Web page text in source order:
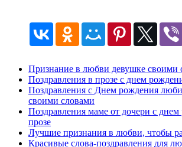
Признание в любви девушке своими
Поздравления в прозе с днем
Поздравления с Днем рождения
своими словами
Поздравления маме от дочери с днем
прозе
Лучшие признания в любви, чтобы
Красивые слова-поздравления для